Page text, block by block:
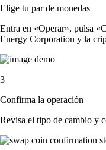
Elige tu par de monedas
Entra en «Operar», pulsa
Energy Corporation y la
3
Confirma la operación
Revisa el tipo de cambio y